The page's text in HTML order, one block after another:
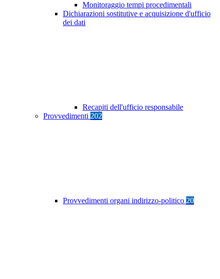
Monitoraggio tempi procedimentali
Dichiarazioni sostitutive e acquisizione d'ufficio
dei dati
Recapiti dell'ufficio responsabile
Provvedimenti 202
Provvedimenti organi indirizzo-politico 20